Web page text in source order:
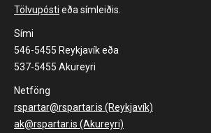
Tölvupósti eða símleiðis.
Sími
546-5455 Reykjavík eða
537-5455 Akureyri
Netföng
rspartar@rspartar.is (Reykjavík)
ak@rspartar.is (Akureyri)